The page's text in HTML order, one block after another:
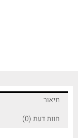
תיאור
חוות דעת (0)